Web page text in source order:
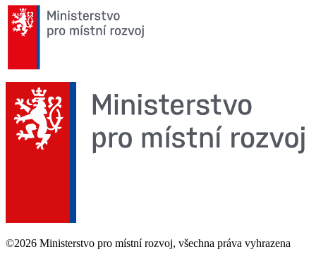
©2026 Ministerstvo pro místní rozvoj, všechna práva vyhrazena